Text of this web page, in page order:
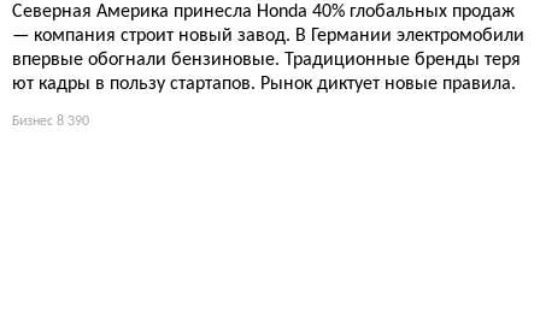
Северная Америка принесла Honda 40% глобальных продаж
— компания строит новый завод. В Германии электромобили
впервые обогнали бензиновые. Традиционные бренды теря
ют кадры в пользу стартапов. Рынок диктует новые правила.
Бизнес 8 390